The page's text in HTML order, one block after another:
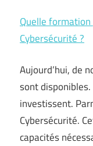
Quelle
Cybersécurité ?
Aujourd’hui, de
sont
investissent.
Cybersécurité.
capacités